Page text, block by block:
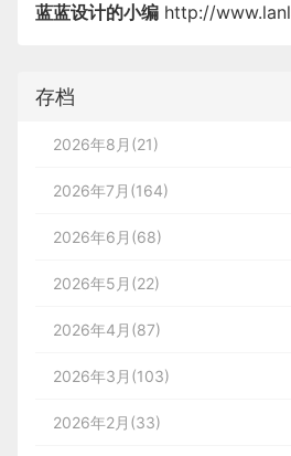
蓝蓝设计的小编 http://
存档
2026年8月(21)
2026年7月(164)
2026年6月(68)
2026年5月(22)
2026年4月(87)
2026年3月(103)
2026年2月(33)